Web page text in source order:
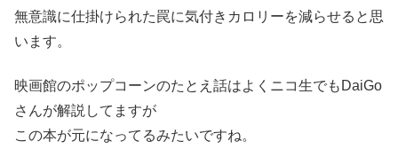
無意識に仕掛けられた罠に気付きカロリーを減らせると思
います。
映画館のポップコーンのたとえ話はよくニコ生でもDaiGo
さんが解説してますが
この本が元になってるみたいですね。